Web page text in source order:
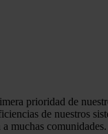
prioridad de
de nuestros
muchas comunidades.